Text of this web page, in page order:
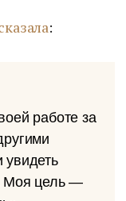
:
работе за
Моя цель —